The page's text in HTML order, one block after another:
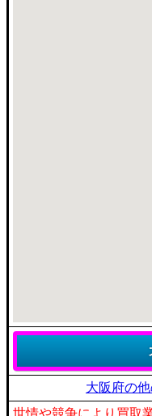
大阪府の
世情や競争により買取